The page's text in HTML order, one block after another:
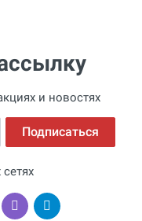
и новостях
Подписаться